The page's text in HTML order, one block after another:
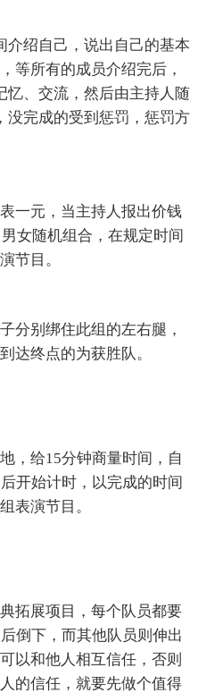
介绍自己，说出自己的基本
等所有的成员介绍完后，
忆、交流，然后由主持人随
没完成的受到惩罚，惩罚方
一元，当主持人报出价钱
女随机组合，在规定时间
节目。
分别绑住此组的左右腿，
达终点的为获胜队。
，给15分钟商量时间，自
开始计时，以完成的时间
表演节目。
拓展项目，每个队员都要
倒下，而其他队员则伸出
以和他人相互信任，否则
的信任，就要先做个值得